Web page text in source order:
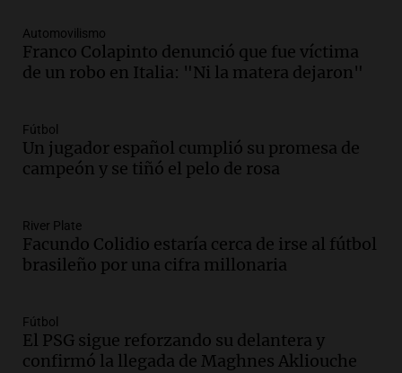
sobre los parques educativos
Amamos Argentina
Episodios
traerá más lluvias y eventos extremos
durante la primavera
Informados al regreso
restablecer el servicio de electricidad
tras fuertes vientos
Panorama Federal
Audio.
los empresarios del país cree que la
economía mejorará el próximo año
Automovilismo
Franco Colapinto denunció que fue víctima
de un robo en Italia: "Ni la matera dejaron"
Fútbol
Un jugador español cumplió su promesa de
campeón y se tiñó el pelo de rosa
River Plate
Facundo Colidio estaría cerca de irse al fútbol
brasileño por una cifra millonaria
Fútbol
El PSG sigue reforzando su delantera y
confirmó la llegada de Maghnes Akliouche